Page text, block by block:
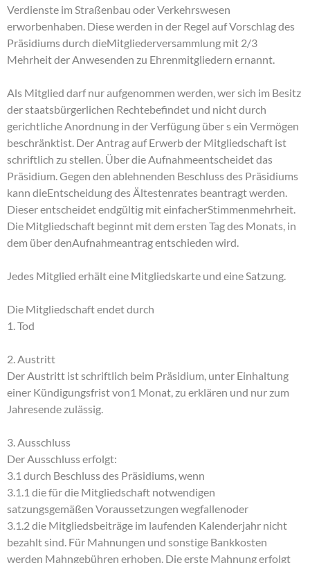
Verdienste im Straßenbau oder Verkehrswesen
erworbenhaben. Diese werden in der Regel auf Vorschlag des
Präsidiums durch dieMitgliederversammlung mit 2/3
Mehrheit der Anwesenden zu Ehrenmitgliedern ernannt.
Als Mitglied darf nur aufgenommen werden, wer sich im Besitz
der staatsbürgerlichen Rechtebefindet und nicht durch
gerichtliche Anordnung in der Verfügung über s ein Vermögen
beschränktist. Der Antrag auf Erwerb der Mitgliedschaft ist
schriftlich zu stellen. Über die Aufnahmeentscheidet das
Präsidium. Gegen den ablehnenden Beschluss des Präsidiums
kann dieEntscheidung des Ältestenrates beantragt werden.
Dieser entscheidet endgültig mit einfacherStimmenmehrheit.
Die Mitgliedschaft beginnt mit dem ersten Tag des Monats, in
dem über denAufnahmeantrag entschieden wird.
Jedes Mitglied erhält eine Mitgliedskarte und eine Satzung.
Die Mitgliedschaft endet durch
1. Tod
2. Austritt
Der Austritt ist schriftlich beim Präsidium, unter Einhaltung
einer Kündigungsfrist von1 Monat, zu erklären und nur zum
Jahresende zulässig.
3. Ausschluss
Der Ausschluss erfolgt:
3.1 durch Beschluss des Präsidiums, wenn
3.1.1 die für die Mitgliedschaft notwendigen
satzungsgemäßen Voraussetzungen wegfallenoder
3.1.2 die Mitgliedsbeiträge im laufenden Kalenderjahr nicht
bezahlt sind. Für Mahnungen und sonstige Bankkosten
werden Mahngebühren erhoben. Die erste Mahnung erfolgt